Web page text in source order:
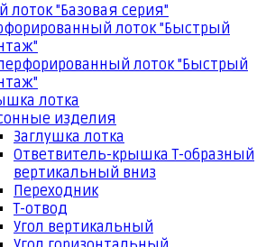
лоток "Базовая серия"
лоток "Быстрый
лоток "Быстрый
лотка
изделия
Заглушка лотка
Ответвитель-крышка Т-образный
вертикальный вниз
Переходник
Т-отвод
Угол вертикальный